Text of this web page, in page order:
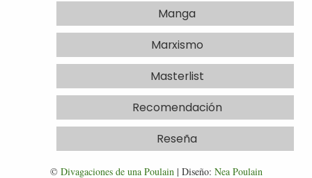
Manga
Marxismo
Masterlist
Recomendación
Reseña
© Divagaciones de una Poulain| Diseño: Nea Poulain